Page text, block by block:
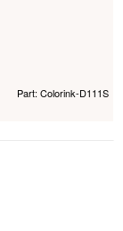
Part: Colorink-D111S